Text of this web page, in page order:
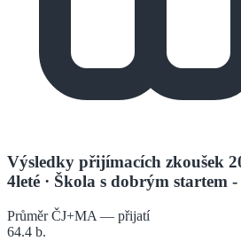
Výsledky přijímacích zkoušek
4leté · Škola s dobrým startem
Průměr ČJ+MA — přijatí
64.4 b.